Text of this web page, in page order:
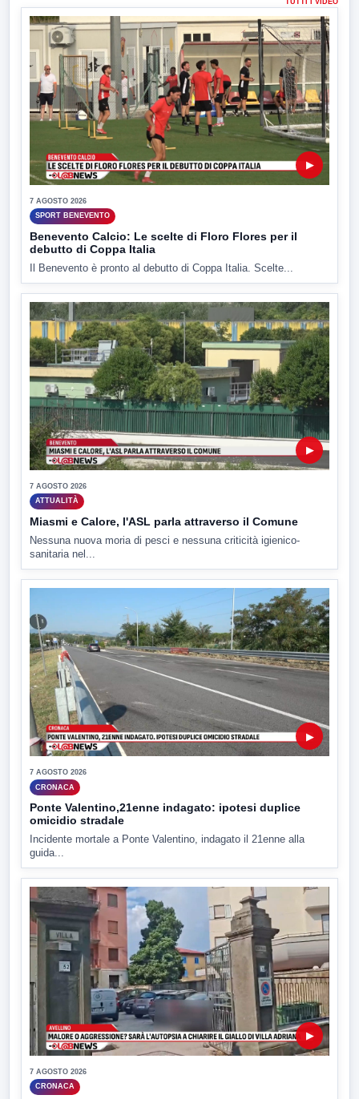
TUTTI I VIDEO
▶
7 AGOSTO 2026
SPORT BENEVENTO
Benevento Calcio: Le scelte di Floro Flores per il
debutto di Coppa Italia
Il Benevento è pronto al debutto di Coppa Italia. Scelte...
▶
7 AGOSTO 2026
ATTUALITÀ
Miasmi e Calore, l'ASL parla attraverso il Comune
Nessuna nuova moria di pesci e nessuna criticità igienico-
sanitaria nel...
▶
7 AGOSTO 2026
CRONACA
Ponte Valentino,21enne indagato: ipotesi duplice
omicidio stradale
Incidente mortale a Ponte Valentino, indagato il 21enne alla
guida...
▶
7 AGOSTO 2026
CRONACA